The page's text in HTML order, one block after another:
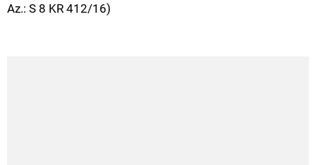
Az.: S 8 KR 412/16)